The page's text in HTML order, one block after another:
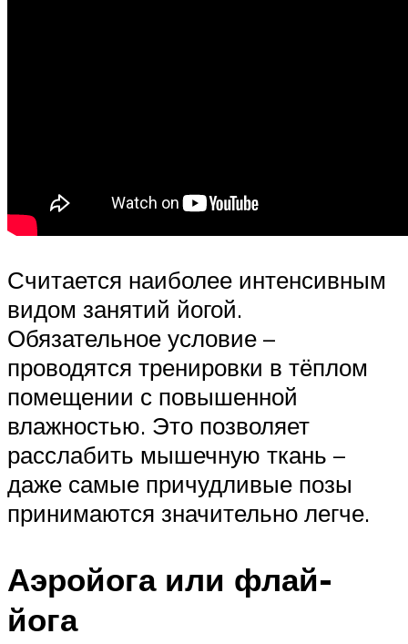
Считается наиболее интенсивным
видом занятий йогой.
Обязательное условие –
проводятся тренировки в тёплом
помещении с повышенной
влажностью. Это позволяет
расслабить мышечную ткань –
даже самые причудливые позы
принимаются значительно легче.
Аэройога или флай-
йога